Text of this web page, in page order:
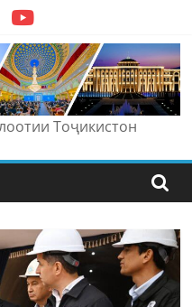
Тоҷикистон